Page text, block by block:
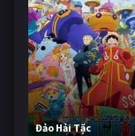
Đảo Hải Tặc